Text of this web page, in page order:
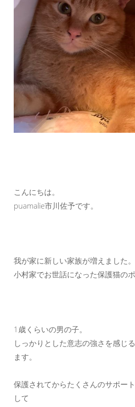
こんにちは。
puamalie市川佐予です。
我が家に新しい家族が増えました。
小村家でお世話になった保護猫のポ
1歳くらいの男の子。
しっかりとした意志の強さを感じ
ます。
保護されてからたくさんのサポー
して